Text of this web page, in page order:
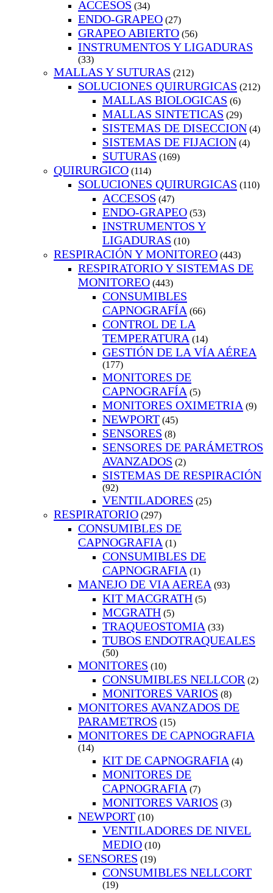
ACCESOS (34)
ENDO-GRAPEO (27)
GRAPEO ABIERTO (56)
INSTRUMENTOS Y LIGADURAS
(33)
MALLAS Y SUTURAS (212)
SOLUCIONES QUIRURGICAS (212)
MALLAS BIOLOGICAS (6)
MALLAS SINTETICAS (29)
SISTEMAS DE DISECCION (4)
SISTEMAS DE FIJACION (4)
SUTURAS (169)
QUIRURGICO (114)
SOLUCIONES QUIRURGICAS (110)
ACCESOS (47)
ENDO-GRAPEO (53)
INSTRUMENTOS Y
LIGADURAS (10)
RESPIRACIÓN Y MONITOREO (443)
RESPIRATORIO Y SISTEMAS DE
MONITOREO (443)
CONSUMIBLES
CAPNOGRAFÍA (66)
CONTROL DE LA
TEMPERATURA (14)
GESTIÓN DE LA VÍA AÉREA
(177)
MONITORES DE
CAPNOGRAFÍA (5)
MONITORES OXIMETRIA (9)
NEWPORT (45)
SENSORES (8)
SENSORES DE PARÁMETROS
AVANZADOS (2)
SISTEMAS DE RESPIRACIÓN
(92)
VENTILADORES (25)
RESPIRATORIO (297)
CONSUMIBLES DE
CAPNOGRAFIA (1)
CONSUMIBLES DE
CAPNOGRAFIA (1)
MANEJO DE VIA AEREA (93)
KIT MACGRATH (5)
MCGRATH (5)
TRAQUEOSTOMIA (33)
TUBOS ENDOTRAQUEALES
(50)
MONITORES (10)
CONSUMIBLES NELLCOR (2)
MONITORES VARIOS (8)
MONITORES AVANZADOS DE
PARAMETROS (15)
MONITORES DE CAPNOGRAFIA
(14)
KIT DE CAPNOGRAFIA (4)
MONITORES DE
CAPNOGRAFIA (7)
MONITORES VARIOS (3)
NEWPORT (10)
VENTILADORES DE NIVEL
MEDIO (10)
SENSORES (19)
CONSUMIBLES NELLCORT
(19)